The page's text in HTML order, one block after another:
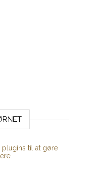
plugins til at gøre